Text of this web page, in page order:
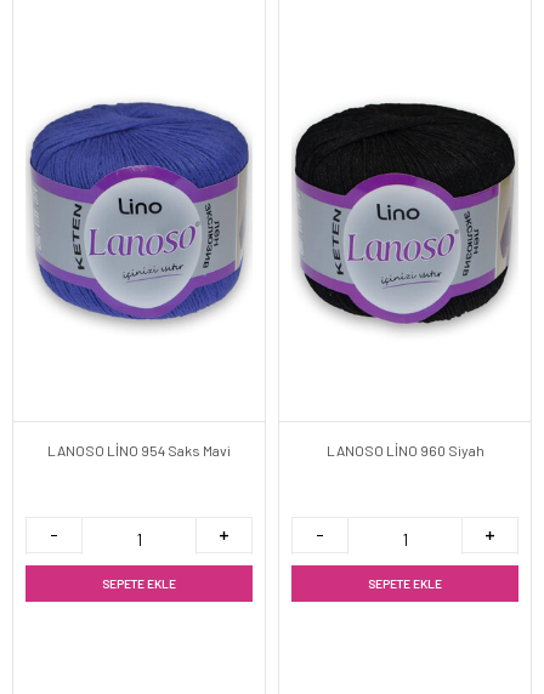
LANOSO LİNO 954 Saks Mavi
SEPETE EKLE
LANOSO LİNO 960 Siyah
SEPETE EKLE